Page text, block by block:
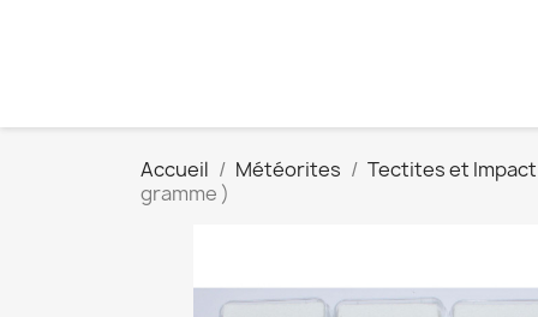
Accueil Météorites
Tectites et
gramme )